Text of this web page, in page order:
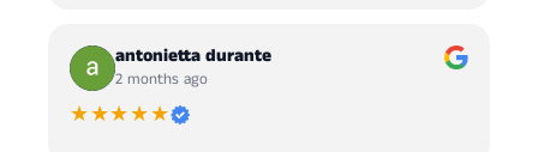
antonietta durante
2 months ago
★★★★★